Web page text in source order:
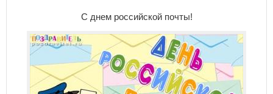
С днем российской почты!